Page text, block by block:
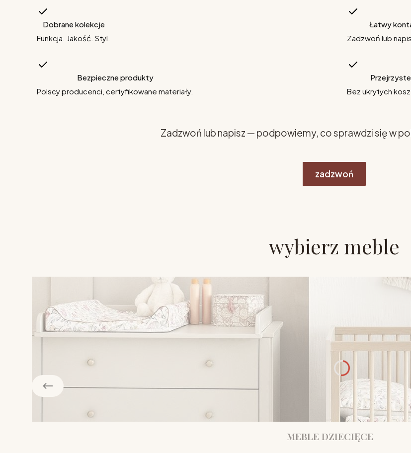
Dobrane kolekcje
Funkcja. Jakość. Styl.
Łatwy
Zadzwoń lub
Bezpieczne produkty
Polscy producenci, certyfikowane materiały.
Bez ukrytych
Zadzwoń lub napisz — podpowiemy, co sprawdzi się w
zadzwoń
wybierz meble
MEBLE DZIECIĘCE